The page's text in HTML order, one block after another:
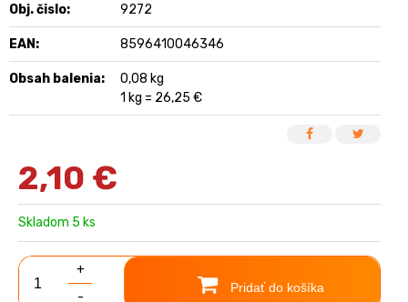
Obj. čislo: 9272
EAN: 8596410046346
Obsah balenia:
0,08 kg
1 kg = 26,25 €
2,10 €
Skladom 5 ks
+
-
Pridať do košíka